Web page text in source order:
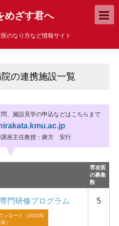
めざす君へ
のなり方など情報サイト
の連携施設一覧
、施設見学の申込などはこちらまで
座主任教授：鍬方 安行
専攻医
の募集
数
門研修プログラム 5